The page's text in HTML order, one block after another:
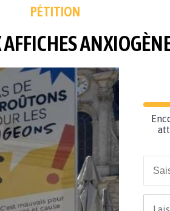
PÉTITION